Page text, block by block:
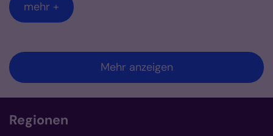
mehr +
Mehr anzeigen
Regionen